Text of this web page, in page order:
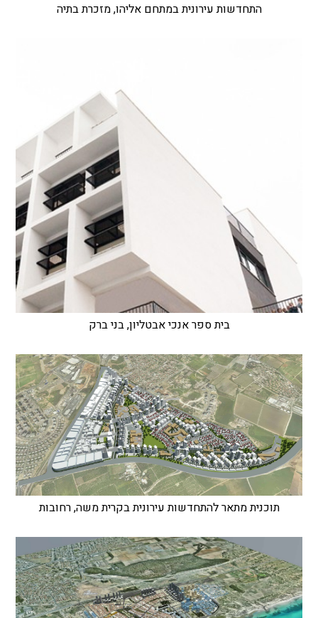
התחדשות עירונית במתחם אליהו, מזכרת בתיה
בית ספר אנכי אבטליון, בני ברק
תוכנית מתאר להתחדשות עירונית בקרית משה, רחובות